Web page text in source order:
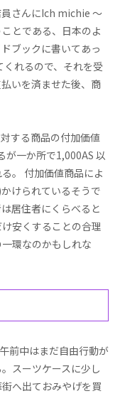
さんにIch michie 〜
とである、日本のよ
ブックに書いてあっ
れるので、それを受
いを済ませた後、商
する商品の付加価値
が一か所で1,000AS 以
。 付加価値商品によ
けられているそうで
居住者にくらべると
安くすることの合理
環なのかもしれな
前中はまだ自由行動が
スーツケースに少し
へ出ておみやげを買